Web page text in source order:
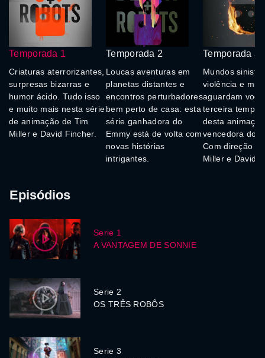
Temporada 1
Criaturas aterrorizantes,
surpresas bizarras e
humor ácido. Tudo isso
e muito mais nesta série
de animação de Tim
Miller e David Fincher.
Temporada 2
Loucas aventuras em
planetas distantes e
encontros perturbadores
bem perto de casa: esta
série ganhadora do
Emmy está de volta com
novas histórias
intrigantes.
Temporada 3
Mundos
violência e
aguardam
terceira
desta animação
vencedora do
Com direção
Miller e David
Episódios
Serie 1
A VANTAGEM DE SONNIE
Serie 2
OS TRÊS ROBÔS
Serie 3